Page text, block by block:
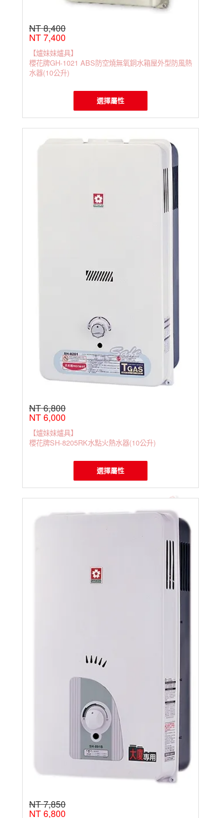
NT 8,400
NT 7,400
【爐妹妹爐具】
櫻花牌GH-1021 ABS防空燒無氧銅水箱屋外型防風熱
水器(10公升)
選擇屬性
NT 6,800
NT 6,000
【爐妹妹爐具】
櫻花牌SH-8205RK水點火熱水器(10公升)
選擇屬性
NT 7,850
NT 6,800